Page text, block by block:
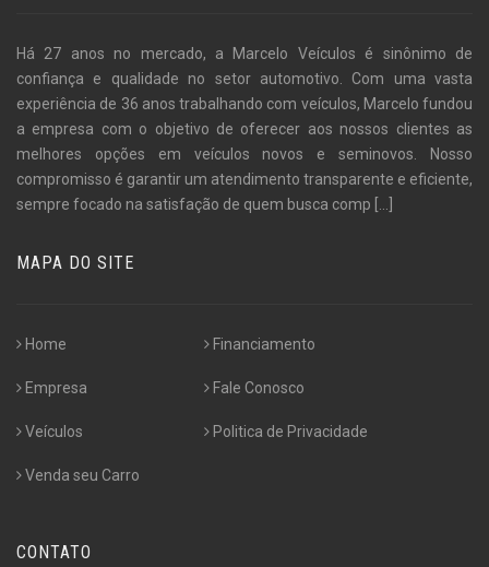
Há 27 anos no mercado, a Marcelo Veículos é sinônimo de
confiança e qualidade no setor automotivo. Com uma vasta
experiência de 36 anos trabalhando com veículos, Marcelo fundou
a empresa com o objetivo de oferecer aos nossos clientes as
melhores opções em veículos novos e seminovos. Nosso
compromisso é garantir um atendimento transparente e eficiente,
sempre focado na satisfação de quem busca comp
MAPA DO SITE
Home
Empresa
Veículos
Venda seu Carro
Financiamento
Fale Conosco
Politica de Privacidade
CONTATO